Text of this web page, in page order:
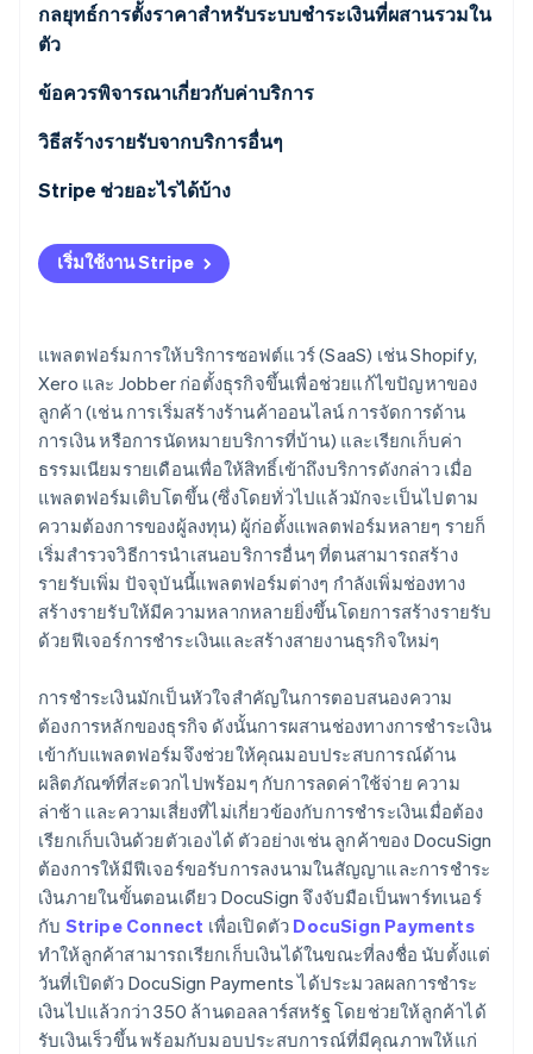
กลยุทธ์การตั้งราคาสำหรับระบบชำระเงินที่ผสานรวมใน
ตัว
ข้อควรพิจารณาเกี่ยวกับค่าบริการ
วิธีสร้างรายรับจากบริการอื่นๆ
Stripe ช่วยอะไรได้บ้าง
เริ่มใช้งาน Stripe
แพลตฟอร์มการให้บริการซอฟต์แวร์ (SaaS) เช่น Shopify,
Xero และ Jobber ก่อตั้งธุรกิจขึ้นเพื่อช่วยแก้ไขปัญหาของ
ลูกค้า (เช่น การเริ่มสร้างร้านค้าออนไลน์ การจัดการด้าน
การเงิน หรือการนัดหมายบริการที่บ้าน) และเรียกเก็บค่า
ธรรมเนียมรายเดือนเพื่อให้สิทธิ์เข้าถึงบริการดังกล่าว เมื่อ
แพลตฟอร์มเติบโตขึ้น (ซึ่งโดยทั่วไปแล้วมักจะเป็นไปตาม
ความต้องการของผู้ลงทุน) ผู้ก่อตั้งแพลตฟอร์มหลายๆ รายก็
เริ่มสำรวจวิธีการนำเสนอบริการอื่นๆ ที่ตนสามารถสร้าง
รายรับเพิ่ม ปัจจุบันนี้แพลตฟอร์มต่างๆ กำลังเพิ่มช่องทาง
สร้างรายรับให้มีความหลากหลายยิ่งขึ้นโดยการสร้างรายรับ
ด้วยฟีเจอร์การชำระเงินและสร้างสายงานธุรกิจใหม่ๆ
การชำระเงินมักเป็นหัวใจสำคัญในการตอบสนองความ
ต้องการหลักของธุรกิจ ดังนั้นการผสานช่องทางการชำระเงิน
เข้ากับแพลตฟอร์มจึงช่วยให้คุณมอบประสบการณ์ด้าน
ผลิตภัณฑ์ที่สะดวกไปพร้อมๆ กับการลดค่าใช้จ่าย ความ
ล่าช้า และความเสี่ยงที่ไม่เกี่ยวข้องกับการชำระเงินเมื่อต้อง
เรียกเก็บเงินด้วยตัวเองได้ ตัวอย่างเช่น ลูกค้าของ DocuSign
ต้องการให้มีฟีเจอร์ขอรับการลงนามในสัญญาและการชำระ
เงินภายในขั้นตอนเดียว DocuSign จึงจับมือเป็นพาร์ทเนอร์
กับ Stripe Connect เพื่อเปิดตัว DocuSign Payments
ทำให้ลูกค้าสามารถเรียกเก็บเงินได้ในขณะที่ลงชื่อ นับตั้งแต่
วันที่เปิดตัว DocuSign Payments ได้ประมวลผลการชำระ
เงินไปแล้วกว่า 350 ล้านดอลลาร์สหรัฐ โดยช่วยให้ลูกค้าได้
รับเงินเร็วขึ้น พร้อมกับมอบประสบการณ์ที่มีคุณภาพให้แก่